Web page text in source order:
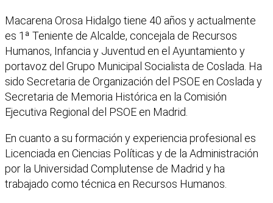
Macarena Orosa Hidalgo tiene 40 años y actualmente
es 1ª Teniente de Alcalde, concejala de Recursos
Humanos, Infancia y Juventud en el Ayuntamiento y
portavoz del Grupo Municipal Socialista de Coslada. Ha
sido Secretaria de Organización del PSOE en Coslada y
Secretaria de Memoria Histórica en la Comisión
Ejecutiva Regional del PSOE en Madrid.
En cuanto a su formación y experiencia profesional es
Licenciada en Ciencias Políticas y de la Administración
por la Universidad Complutense de Madrid y ha
trabajado como técnica en Recursos Humanos.